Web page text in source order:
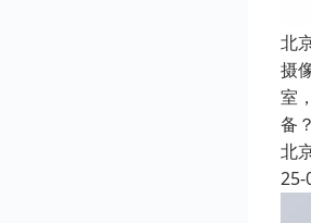
北
摄
室
备
北
25-